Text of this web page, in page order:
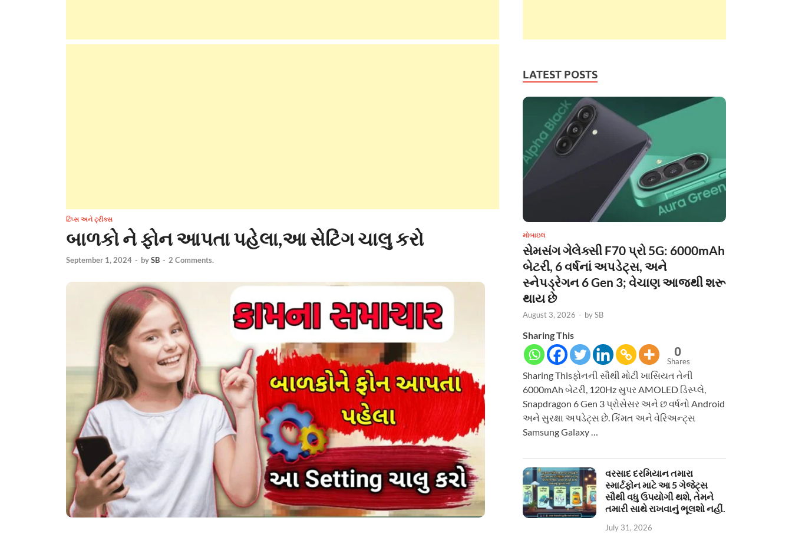
ટિપ્સ અને ટ્રીક્સ
બાળકો ને ફોન આપતા પહેલા,આ સેટિંગ ચાલુ કરો
September 1, 2024 - bySB - 2 Comments.
LATEST POSTS
મોબાઇલ
સેમસંગ ગેલેક્સી F70 પ્રો 5G: 6000mAh
બેટરી, 6 વર્ષનાં અપડેટ્સ, અને
સ્નેપડ્રેગન 6 Gen 3; વેચાણ આજથી શરૂ
થાય છે
August 3, 2026 - bySB
Sharing This
0
Shares
Sharing Thisફોનની સૌથી મોટી ખાસિયત તેની
6000mAh બેટરી, 120Hz સુપર AMOLED ડિસ્પ્લે,
Snapdragon 6 Gen 3 પ્રોસેસર અને છ વર્ષનો Android
અને સુરક્ષા અપડેટ્સ છે. કિંમત અને વેરિઅન્ટ્સ
Samsung Galaxy …
વરસાદ દરમિયાન તમારા
સ્માર્ટફોન માટે આ 5 ગેજેટ્સ
સૌથી વધુ ઉપયોગી થશે, તેમને
તમારી સાથે રાખવાનું ભૂલશો નહીં.
July 31, 2026